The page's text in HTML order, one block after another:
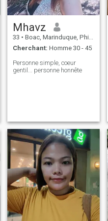
Mhavz
33 • Boac, Marinduque, Philippines
Cherchant: Homme 30 - 45
Personne simple, coeur
gentil... personne honnête